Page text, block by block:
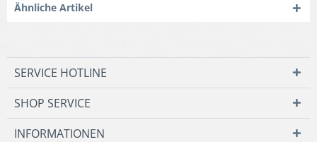
Ähnliche Artikel
SERVICE HOTLINE
SHOP SERVICE
INFORMATIONEN